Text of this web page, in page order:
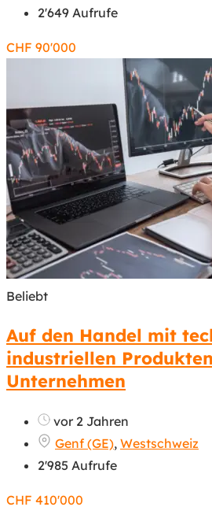
2'649 Aufrufe
CHF 90'000
Beliebt
Auf den Handel mit
industriellen
Unternehmen
vor 2 Jahren
Genf (GE), Westschweiz
2'985 Aufrufe
CHF 410'000